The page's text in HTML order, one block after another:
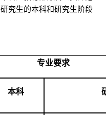
究生的本科和研究生阶段
专业要求
本科